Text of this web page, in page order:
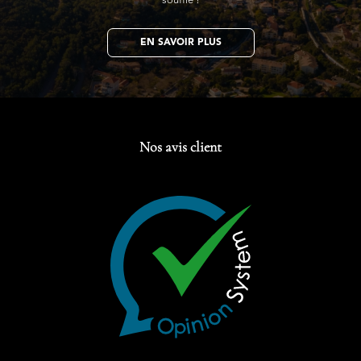
EN SAVOIR PLUS
Nos avis client